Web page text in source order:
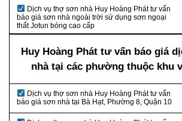
Dịch vụ thợ sơn nhà Huy Hoàng Phát tư vấn
báo giá sơn nhà ngoài trời sử dụng sơn ngoại
thất Jotun bóng cao cấp
Huy Hoàng Phát tư vấn báo giá
nhà tại các phường thuộc khu
Dịch vụ thợ sơn nhà Huy Hoàng Phát tư vấn
báo giá sơn nhà tại Bà Hạt, Phường 8, Quận 10